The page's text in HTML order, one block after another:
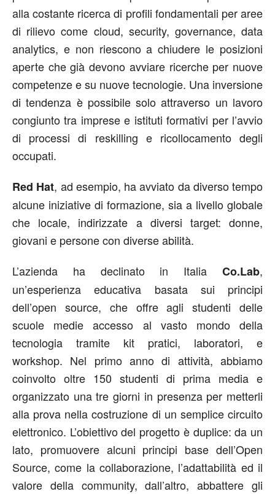
alla costante ricerca di profili fondamentali per aree
di rilievo come cloud, security, governance, data
analytics, e non riescono a chiudere le posizioni
aperte che già devono avviare ricerche per nuove
competenze e su nuove tecnologie. Una inversione
di tendenza è possibile solo attraverso un lavoro
congiunto tra imprese e istituti formativi per l’avvio
di processi di reskilling e ricollocamento degli
occupati.
Red Hat, ad esempio, ha avviato da diverso tempo
alcune iniziative di formazione, sia a livello globale
che locale, indirizzate a diversi target: donne,
giovani e persone con diverse abilità.
L’azienda ha declinato in Italia Co.Lab,
un’esperienza educativa basata sui principi
dell’open source, che offre agli studenti delle
scuole medie accesso al vasto mondo della
tecnologia tramite kit pratici, laboratori, e
workshop. Nel primo anno di attività, abbiamo
coinvolto oltre 150 studenti di prima media e
organizzato una tre giorni in presenza per metterli
alla prova nella costruzione di un semplice circuito
elettronico. L’obiettivo del progetto è duplice: da un
lato, promuovere alcuni principi base dell’Open
Source, come la collaborazione, l’adattabilità ed il
valore della community, dall’altro, abbattere gli